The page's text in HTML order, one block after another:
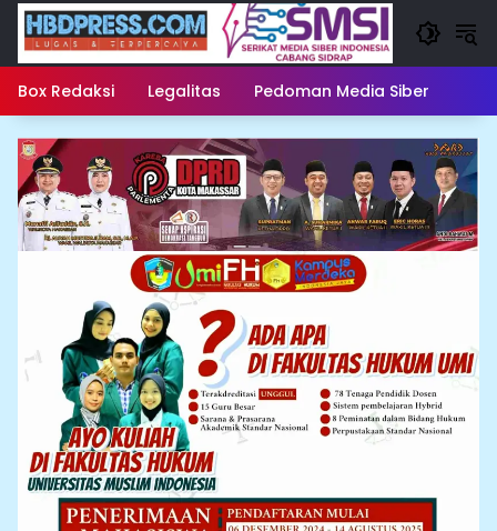
Langsung
konten
Box Redaksi Legalitas Pedoman Media Siber